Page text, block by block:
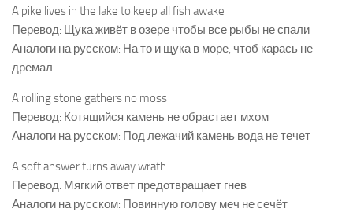
A pike lives in the lake to keep all fish awake
Перевод: Щука живёт в озере чтобы все рыбы не спали
Аналоги на русском: На то и щука в море, чтоб карась не
дремал
A rolling stone gathers no moss
Перевод: Котящийся камень не обрастает мхом
Аналоги на русском: Под лежачий камень вода не течет
A soft answer turns away wrath
Перевод: Мягкий ответ предотвращает гнев
Аналоги на русском: Повинную голову меч не сечёт